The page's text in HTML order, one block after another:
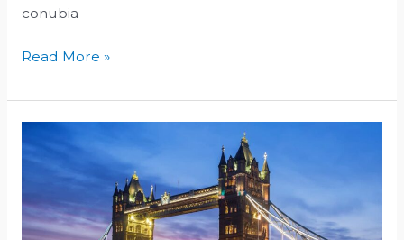
conubia
Interdum
augue
eget
Read More »